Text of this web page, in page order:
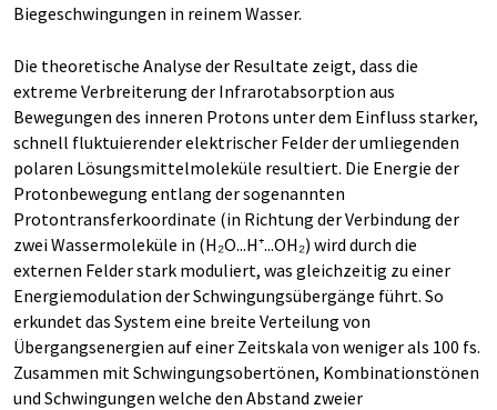
Biegeschwingungen in reinem Wasser.
Die theoretische Analyse der Resultate zeigt, dass die
extreme Verbreiterung der Infrarotabsorption aus
Bewegungen des inneren Protons unter dem Einfluss starker,
schnell fluktuierender elektrischer Felder der umliegenden
polaren Lösungsmittelmoleküle resultiert. Die Energie der
Protonbewegung entlang der sogenannten
Protontransferkoordinate (in Richtung der Verbindung der
zwei Wassermoleküle in (H₂O...H⁺...OH₂) wird durch die
externen Felder stark moduliert, was gleichzeitig zu einer
Energiemodulation der Schwingungsübergänge führt. So
erkundet das System eine breite Verteilung von
Übergangsenergien auf einer Zeitskala von weniger als 100 fs.
Zusammen mit Schwingungsobertönen, Kombinationstönen
und Schwingungen welche den Abstand zweier